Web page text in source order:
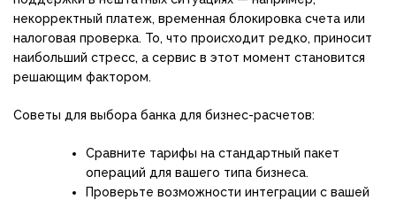
некорректный платеж, временная блокировка счета или
налоговая проверка. То, что происходит редко, приносит
наибольший стресс, а сервис в этот момент становится
решающим фактором.
Советы для выбора банка для бизнес-расчетов:
Сравните тарифы на стандартный пакет
операций для вашего типа бизнеса.
Проверьте возможности интеграции с вашей